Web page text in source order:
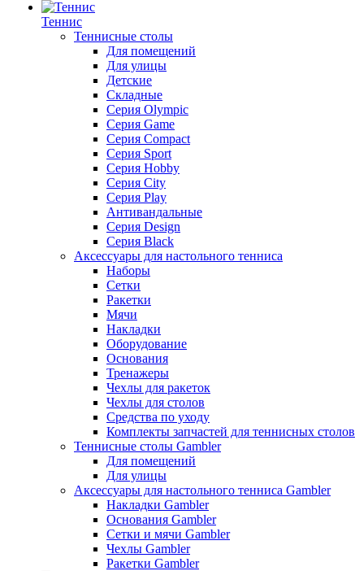
Теннис
Теннисные столы
Для помещений
Для улицы
Детские
Складные
Серия Olympic
Серия Game
Серия Compact
Серия Sport
Серия Hobby
Серия City
Серия Play
Антивандальные
Серия Design
Серия Black
Аксессуары для настольного тенниса
Наборы
Сетки
Ракетки
Мячи
Накладки
Оборудование
Основания
Тренажеры
Чехлы для ракеток
Чехлы для столов
Средства по уходу
Комплекты запчастей для теннисных столов
Теннисные столы Gambler
Для помещений
Для улицы
Аксессуары для настольного тенниса Gambler
Накладки Gambler
Основания Gambler
Сетки и мячи Gambler
Чехлы Gambler
Ракетки Gambler